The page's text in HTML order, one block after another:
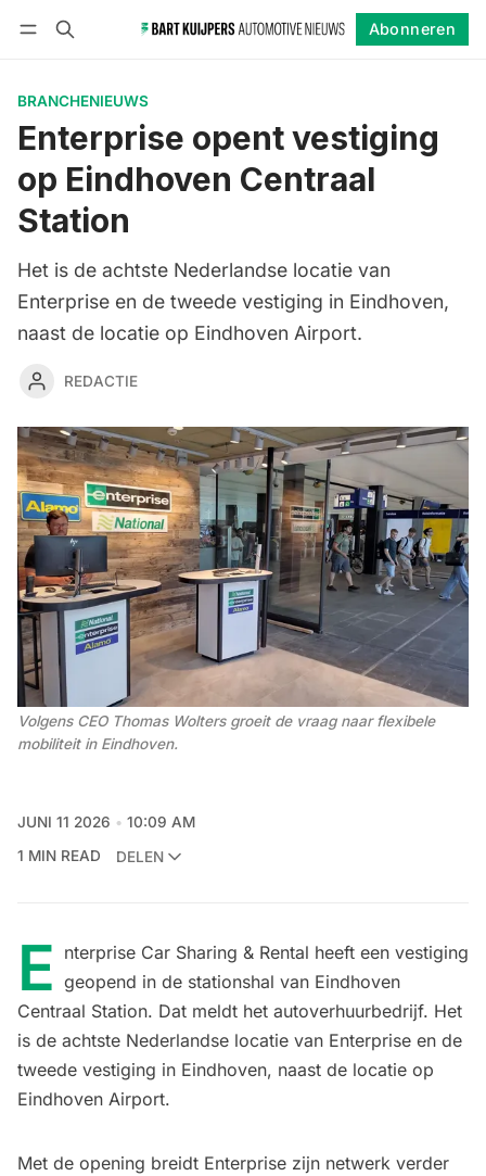
Abonneren
BRANCHENIEUWS
Enterprise opent vestiging
op Eindhoven Centraal
Station
Het is de achtste Nederlandse locatie van
Enterprise en de tweede vestiging in Eindhoven,
naast de locatie op Eindhoven Airport.
REDACTIE
Volgens CEO Thomas Wolters groeit de vraag naar flexibele
mobiliteit in Eindhoven.
JUNI 11 2026
10:09 AM
1 MIN READ
DELEN
E nterprise Car Sharing & Rental heeft een vestiging
geopend in de stationshal van Eindhoven
Centraal Station. Dat meldt het autoverhuurbedrijf. Het
is de achtste Nederlandse locatie van Enterprise en de
tweede vestiging in Eindhoven, naast de locatie op
Eindhoven Airport.
Met de opening breidt Enterprise zijn netwerk verder